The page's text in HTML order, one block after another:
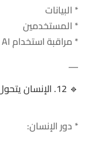
* البيانات
* المستخدمين
* مراقبة استخدام AI في الشركات
—
🔹 12. الإنسان يتحول من منفّذ إلى مدير
* دور الإنسان: